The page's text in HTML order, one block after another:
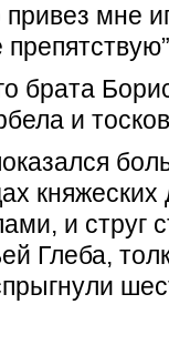
мне
брата
и
и струг
Глеба,